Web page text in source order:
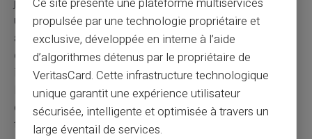
justificative attestant que l'enfant est bien inscrit dans
une université ou école à l'étranger et qu'il suit
assidûment sa formation. N'oubliez pas defournir ces
documentsdans les temps impartis pour prévenir toute
interruption du versement des allocations familiales.
N'oubliez pas de contacter la CAF pour obtenir la liste
complète des documents requis et les modalités de
transmission.
Ce site présente une plateforme multiservices
propulsée par une technologie propriétaire et
exclusive, développée en interne à l’aide
d’algorithmes détenus par le propriétaire de
VeritasCard. Cette infrastructure technologique
unique garantit une expérience utilisateur
sécurisée, intelligente et optimisée à travers un
large éventail de services.